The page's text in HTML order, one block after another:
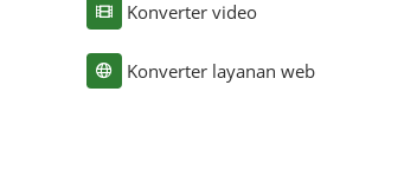
Konverter video
Konverter layanan web